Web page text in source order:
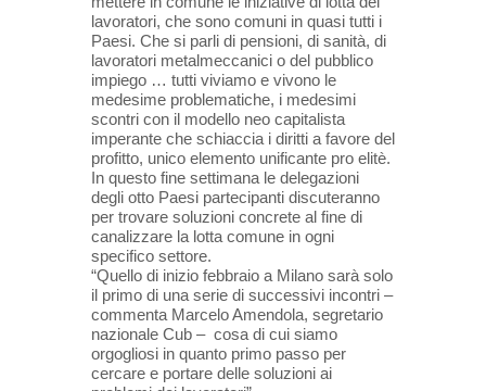
lavoratori, che sono comuni in quasi tutti i
Paesi. Che si parli di pensioni, di sanità, di
lavoratori metalmeccanici o del pubblico
impiego … tutti viviamo e vivono le
medesime problematiche, i medesimi
scontri con il modello neo capitalista
imperante che schiaccia i diritti a favore del
profitto, unico elemento unificante pro elitè.
In questo fine settimana le delegazioni
degli otto Paesi partecipanti discuteranno
per trovare soluzioni concrete al fine di
canalizzare la lotta comune in ogni
specifico settore.
“Quello di inizio febbraio a Milano sarà solo
il primo di una serie di successivi incontri –
commenta Marcelo Amendola, segretario
nazionale Cub – cosa di cui siamo
orgogliosi in quanto primo passo per
cercare e portare delle soluzioni ai